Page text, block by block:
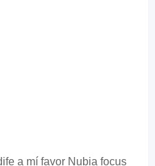
a mí favor Nubia focus